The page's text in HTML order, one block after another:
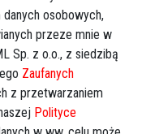
prosi o
osobowych,
przeze mnie w
Sp. z o.o., z siedzibą
Zaufanych
z przetwarzaniem
Polityce